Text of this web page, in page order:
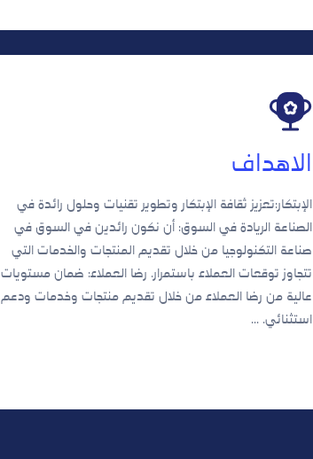
الاهداف
الإبتكار:تعزيز ثقافة الإبتكار وتطوير تقنيات وحلول رائدة في
الصناعة الريادة في السوق: أن نكون رائدين في السوق في
صناعة التكنولوجيا من خلال تقديم المنتجات والخدمات التي
تتجاوز توقعات العملاء باستمرار. رضا العملاء: ضمان مستويات
عالية من رضا العملاء من خلال تقديم منتجات وخدمات ودعم
استثنائي. ...